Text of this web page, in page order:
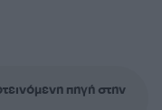
πηγή στην